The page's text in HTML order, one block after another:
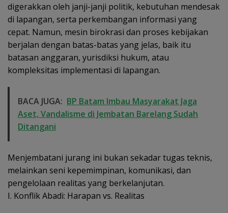
digerakkan oleh janji-janji politik, kebutuhan mendesak
di lapangan, serta perkembangan informasi yang
cepat. Namun, mesin birokrasi dan proses kebijakan
berjalan dengan batas-batas yang jelas, baik itu
batasan anggaran, yurisdiksi hukum, atau
kompleksitas implementasi di lapangan.
BACA JUGA: BP Batam Imbau Masyarakat Jaga
Aset, Vandalisme di Jembatan Barelang Sudah
Ditangani
Menjembatani jurang ini bukan sekadar tugas teknis,
melainkan seni kepemimpinan, komunikasi, dan
pengelolaan realitas yang berkelanjutan.
I. Konflik Abadi: Harapan vs. Realitas